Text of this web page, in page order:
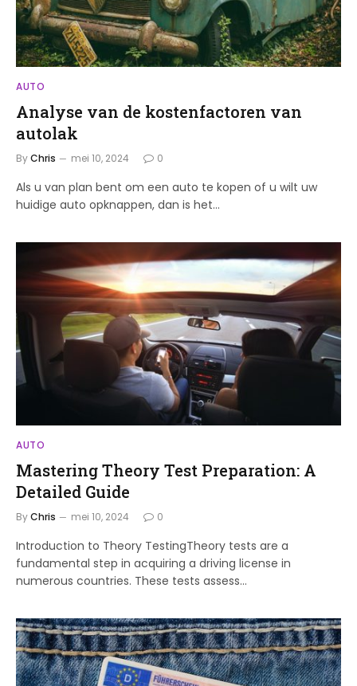
AUTO
Analyse van de kostenfactoren van
autolak
ByChris mei 10, 2024 0
Als u van plan bent om een auto te kopen of u wilt uw
huidige auto opknappen, dan is het…
AUTO
Mastering Theory Test Preparation: A
Detailed Guide
ByChris mei 10, 2024 0
Introduction to Theory TestingTheory tests are a
fundamental step in acquiring a driving license in
numerous countries. These tests assess…